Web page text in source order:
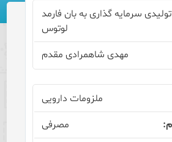
تولیدی سرمایه گذاری به بان فارمد
لوتوس
مهدی شاهمرادی مقدم
ملزومات دارویی
مصرفی